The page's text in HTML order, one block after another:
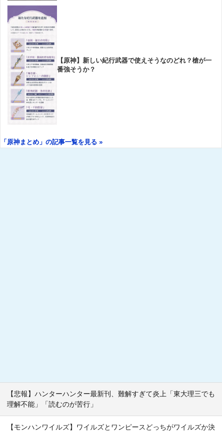
【原神】新しい紀行武器で使えそうなのどれ？槍が一
番強そうか？
「原神まとめ」の記事一覧を見る »
【悲報】ハンターハンター最新刊、難解すぎて炎上「東大理三でも
理解不能」「読むのが苦行」
【モンハンワイルズ】ワイルズとワンピースどっちがワイルズか決